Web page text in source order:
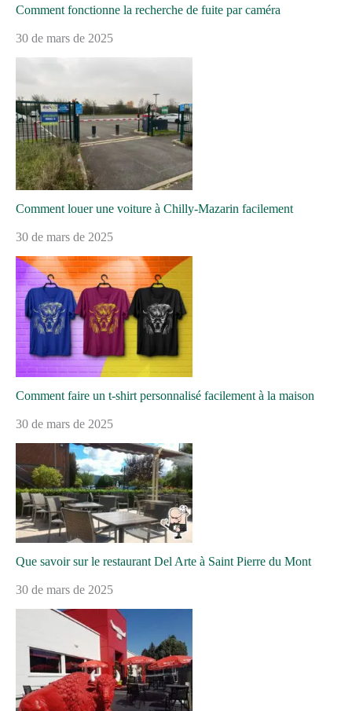
Comment fonctionne la recherche de fuite par caméra
30 de mars de 2025
Comment louer une voiture à Chilly-Mazarin facilement
30 de mars de 2025
Comment faire un t-shirt personnalisé facilement à la maison
30 de mars de 2025
Que savoir sur le restaurant Del Arte à Saint Pierre du Mont
30 de mars de 2025